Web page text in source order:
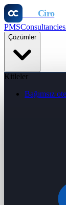
Ciro
PMSConsultancies
Çözümler
Kitleler
Bağımsız